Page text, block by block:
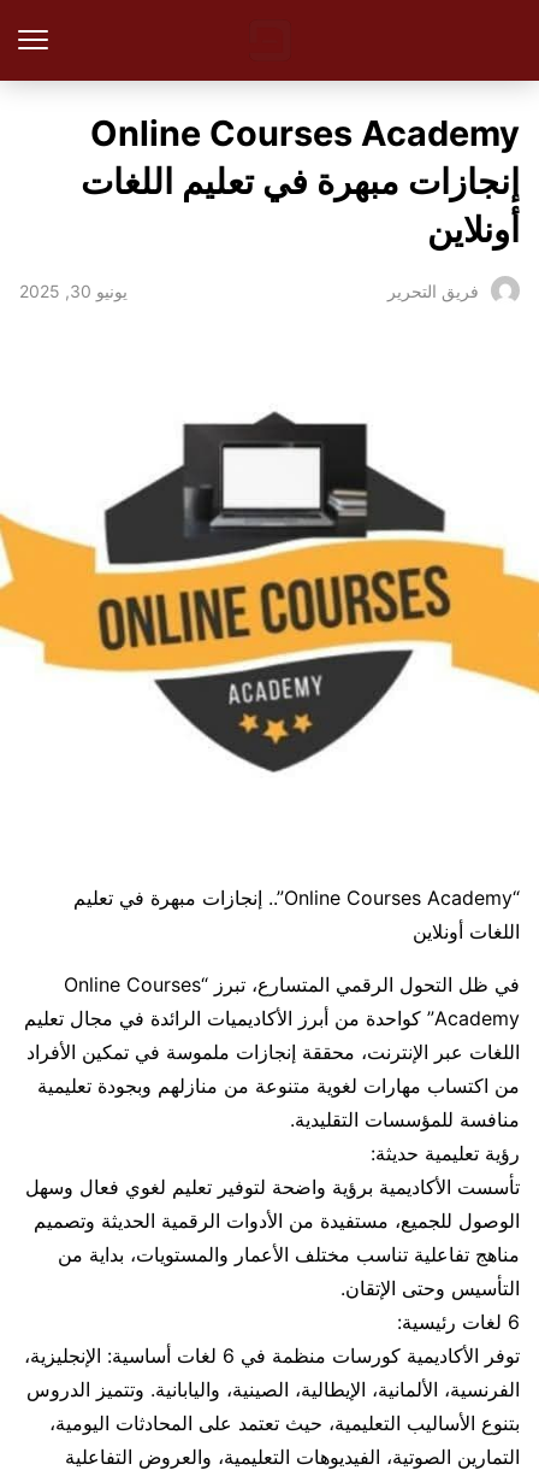
Online Courses Academy
إنجازات مبهرة في تعليم اللغات
أونلاين
فريق التحرير يونيو 30, 2025
“Online Courses Academy”.. إنجازات مبهرة في تعليم
اللغات أونلاين
في ظل التحول الرقمي المتسارع، تبرز “Online Courses
Academy” كواحدة من أبرز الأكاديميات الرائدة في مجال تعليم
اللغات عبر الإنترنت، محققة إنجازات ملموسة في تمكين الأفراد
من اكتساب مهارات لغوية متنوعة من منازلهم وبجودة تعليمية
منافسة للمؤسسات التقليدية.
رؤية تعليمية حديثة:
تأسست الأكاديمية برؤية واضحة لتوفير تعليم لغوي فعال وسهل
الوصول للجميع، مستفيدة من الأدوات الرقمية الحديثة وتصميم
مناهج تفاعلية تناسب مختلف الأعمار والمستويات، بداية من
التأسيس وحتى الإتقان.
6 لغات رئيسية:
توفر الأكاديمية كورسات منظمة في 6 لغات أساسية: الإنجليزية،
الفرنسية، الألمانية، الإيطالية، الصينية، واليابانية. وتتميز الدروس
بتنوع الأساليب التعليمية، حيث تعتمد على المحادثات اليومية،
التمارين الصوتية، الفيديوهات التعليمية، والعروض التفاعلية